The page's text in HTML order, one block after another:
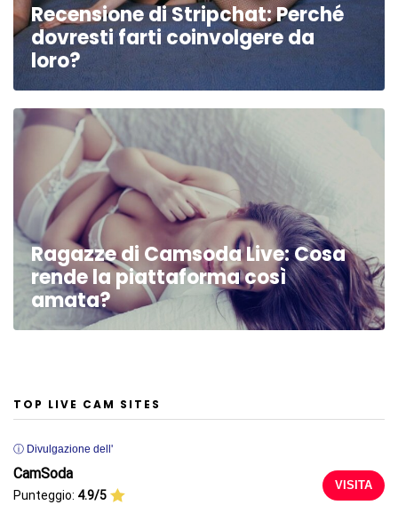
Recensione di Stripchat: Perché
dovresti farti coinvolgere da
loro?
Ragazze di Camsoda Live: Cosa
rende la piattaforma così
amata?
TOP LIVE CAM SITES
ⓘ Divulgazione dell'
CamSoda
Punteggio: 4.9/5
VISITA